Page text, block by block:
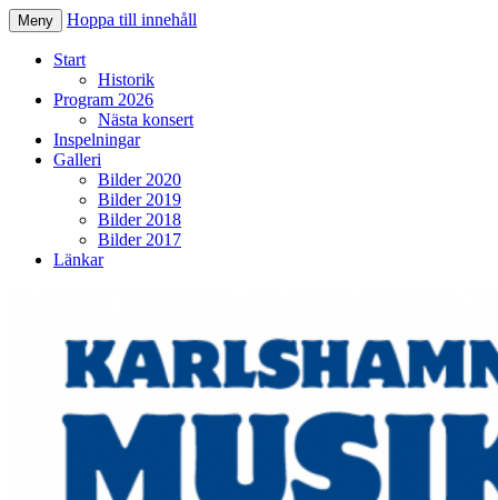
Karlshamns Musikkår
Meny Hoppa till innehåll
Start
Historik
Program 2026
Nästa konsert
Inspelningar
Galleri
Bilder 2020
Bilder 2019
Bilder 2018
Bilder 2017
Länkar